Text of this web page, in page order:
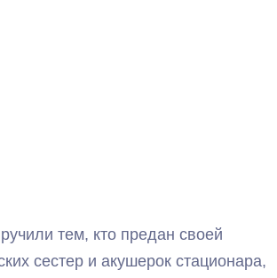
тем, кто предан своей
сестер и акушерок стационара,